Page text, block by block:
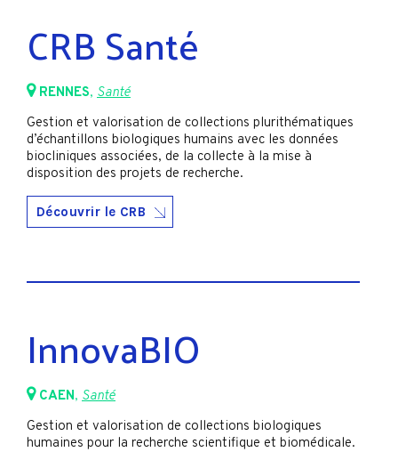
CRB Santé
RENNES, Santé
Gestion et valorisation de collections plurithématiques
d’échantillons biologiques humains avec les données
biocliniques associées, de la collecte à la mise à
disposition des projets de recherche.
Découvrir le CRB
InnovaBIO
CAEN, Santé
Gestion et valorisation de collections biologiques
humaines pour la recherche scientifique et biomédicale.